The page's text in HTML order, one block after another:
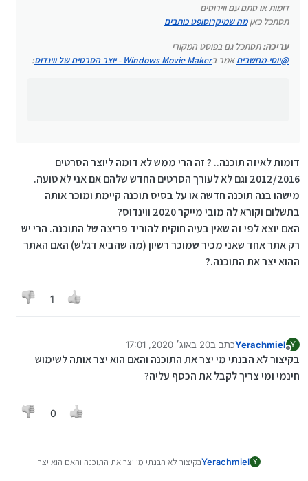
דומות או סתם עם ווירוסים
תסתכל כאןמה שמיקרוסופט כותבים
עריכה:תסתכל גם בפוסט המקורי
@יוסי-מחשביםאמר בWindows Movie Maker - יוצר הסרטים של ווינדוס :
דומות לאיזה תוכנה.. ? זה הרי ממש לא דומה ליוצר הסרטים
2012/2016 וגם לא לעורך הסרטים החדש שלהם אם אני לא טועה.
מישהו בנה תוכנה חדשה או על בסיס תוכנה קיימת ומוכר אותה
בתשלום וקורא לה מובי מייקר 2020 ווינדוס?
האם יוצא לפי זה שאין בעיה חוקית להוריד פריצה של התוכנה. הרי יש
רק אתר אחד שאני מכיר שמוכר רשיון (מה שהביא דגלש) האם האתר
ההוא יצר את התוכנה.?
1
Y
Yerachmielכתב ב20 באוג׳ 2020, 17:01
נערך לאחרונה על ידי Yerachmiel
בקיצור לא הבנתי מי יצר את התוכנה והאם הוא יצר אותה לשימוש
חינמי ומי צריך לקבל את הכסף עליה?
0
Y
Yerachmielבקיצור לא הבנתי מי יצר את התוכנה והאם הוא יצר